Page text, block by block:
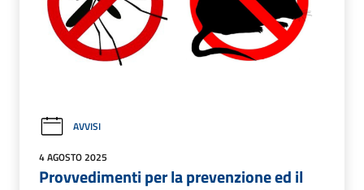
AVVISI
4 AGOSTO 2025
Provvedimenti per la prevenzione ed il